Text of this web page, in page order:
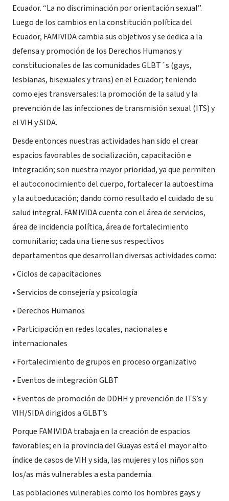
Ecuador. “La no discriminación por orientación sexual”.
Luego de los cambios en la constitución política del
Ecuador, FAMIVIDA cambia sus objetivos y se dedica a la
defensa y promoción de los Derechos Humanos y
constitucionales de las comunidades GLBT´s (gays,
lesbianas, bisexuales y trans) en el Ecuador; teniendo
como ejes transversales: la promoción de la salud y la
prevención de las infecciones de transmisión sexual (ITS) y
el VIH y SIDA.
Desde entonces nuestras actividades han sido el crear
espacios favorables de socialización, capacitación e
integración; son nuestra mayor prioridad, ya que permiten
el autoconocimiento del cuerpo, fortalecer la autoestima
y la autoeducación; dando como resultado el cuidado de su
salud integral. FAMIVIDA cuenta con el área de servicios,
área de incidencia política, área de fortalecimiento
comunitario; cada una tiene sus respectivos
departamentos que desarrollan diversas actividades como:
• Ciclos de capacitaciones
• Servicios de consejería y psicología
• Derechos Humanos
• Participación en redes locales, nacionales e
internacionales
• Fortalecimiento de grupos en proceso organizativo
• Eventos de integración GLBT
• Eventos de promoción de DDHH y prevención de ITS’s y
VIH/SIDA dirigidos a GLBT’s
Porque FAMIVIDA trabaja en la creación de espacios
favorables; en la provincia del Guayas está el mayor alto
índice de casos de VIH y sida, las mujeres y los niños son
los/as más vulnerables a esta pandemia.
Las poblaciones vulnerables como los hombres gays y